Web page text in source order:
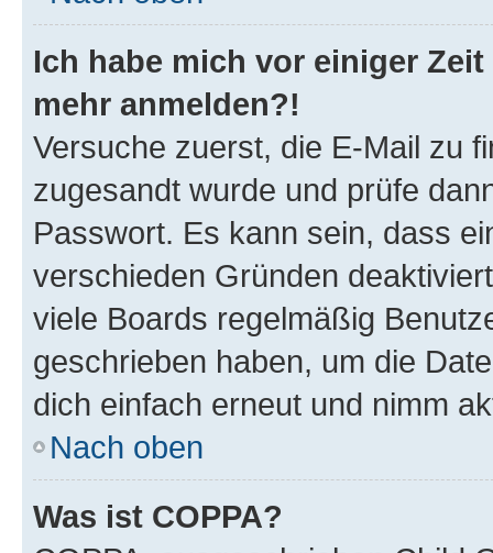
Ich habe mich vor einiger
mehr anmelden?!
Versuche zuerst, die E-Mail zu
zugesandt wurde und prüfe
Passwort. Es kann sein, dass
verschieden Gründen
viele Boards regelmäßig
geschrieben haben, um die
dich einfach erneut und nimm
Nach oben
Was ist COPPA?